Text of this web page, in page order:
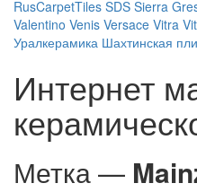
RusCarpetTiles SDS Sierra
Valentino Venis Versace Vitra
Уралкерамика Шахтинская
Интернет
Метка —